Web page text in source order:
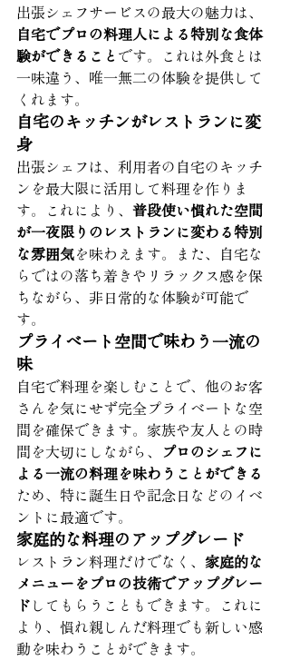
出張シェフサービスの最大の魅力は、
自宅でプロの料理人による特別な食体
験ができること です。これは外食とは
一味違う、唯一無二の体験を提供して
くれます。
自宅のキッチンがレストランに変
身
出張シェフは、利用者の自宅のキッチ
ンを最大限に活用して料理を作りま
す。これにより、 普段使い慣れた空間
が一夜限りのレストランに変わる特別
な雰囲気を味わえます。また、自宅な
らではの落ち着きやリラックス感を保
ちながら、非日常的な体験が可能で
す。
プライベート空間で味わう一流の
味
自宅で料理を楽しむことで、他のお客
さんを気にせず完全プライベートな空
間を確保できます。家族や友人との時
間を大切にしながら、 プロのシェフに
よる一流の料理を味わうことができる
ため、特に誕生日や記念日などのイベ
ントに最適です。
家庭的な料理のアップグレード
レストラン料理だけでなく、 家庭的な
メニューをプロの技術でアップグレー
ドしてもらうこともできます。これに
より、慣れ親しんだ料理でも新しい感
動を味わうことができます。